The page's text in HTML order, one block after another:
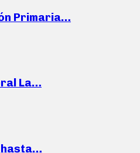
Primaria…
La…
hasta…